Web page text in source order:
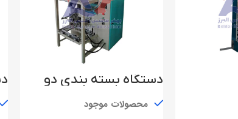
دستگاه بسته بندی دو
محصولات موجود